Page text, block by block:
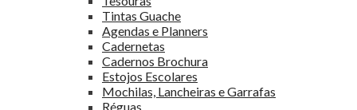
Tintas Guache
Agendas e Planners
Cadernetas
Cadernos Brochura
Estojos Escolares
Mochilas, Lancheiras e Garrafas
Réguas